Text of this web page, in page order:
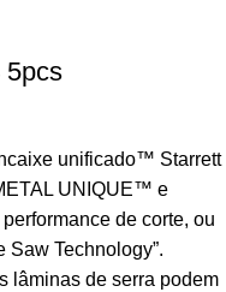
5pcs
unificado™ Starrett
UNIQUE™ e
de corte, ou
Saw Technology”.
lâminas de serra podem